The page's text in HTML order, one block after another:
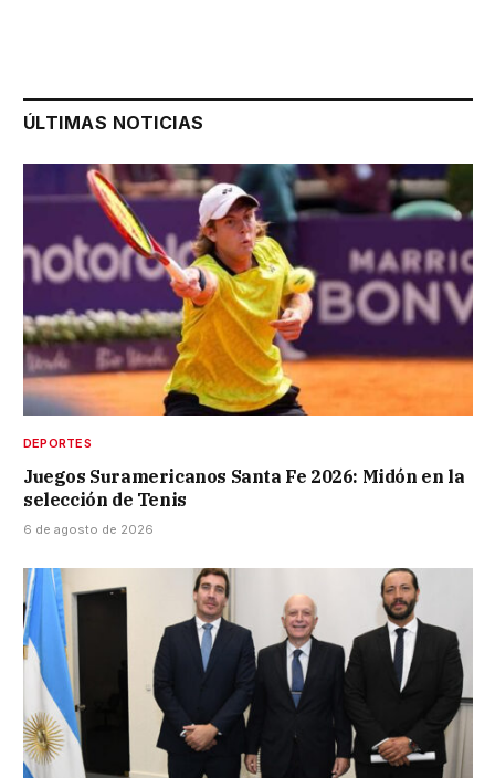
ÚLTIMAS NOTICIAS
DEPORTES
Juegos Suramericanos Santa Fe 2026: Midón en la
selección de Tenis
6 de agosto de 2026